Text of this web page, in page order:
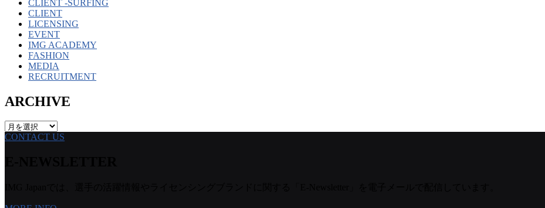
CLIENT -SURFING
CLIENT
LICENSING
EVENT
IMG ACADEMY
FASHION
MEDIA
RECRUITMENT
ARCHIVE
ARCHIVE
CONTACT US